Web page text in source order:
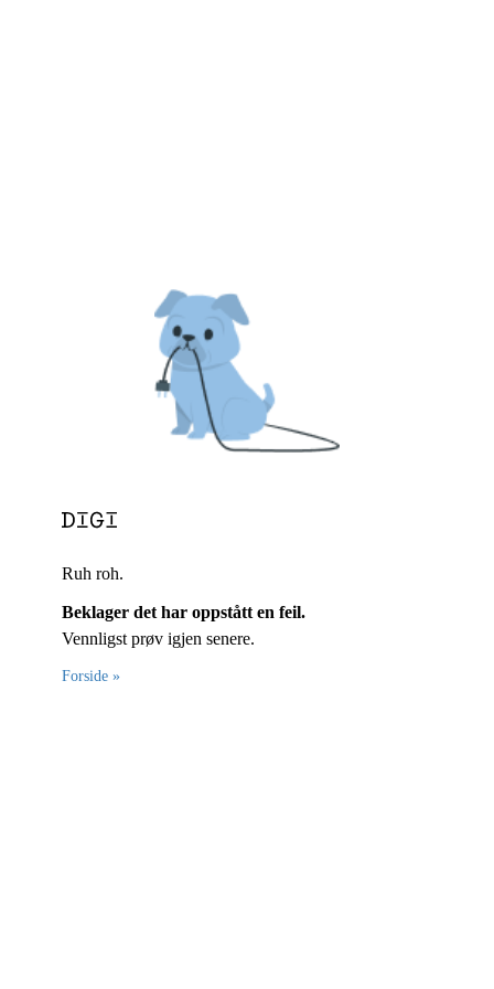
Ruh roh.
Beklager det har oppstått en feil.
Vennligst prøv igjen senere.
Forside »